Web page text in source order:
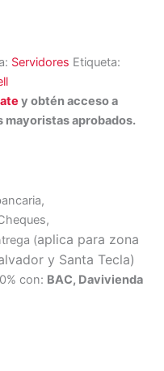
Servidores Etiqueta:
y obtén acceso a
aprobados.
(aplica para zona
y Santa Tecla)
con: BAC, Davivienda